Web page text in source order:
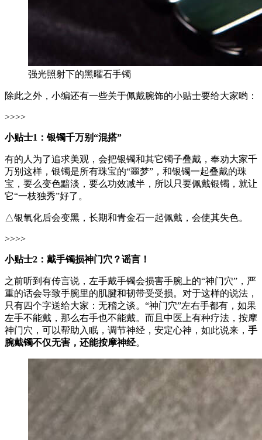
强光照射下的黑曜石手镯
除此之外，小编还有一些关于佩戴腕饰的小贴士要给大家哟：
>>>>
小贴士1：银镯千万别“混搭”
有的人为了追求美观，会把银镯和其它镯子叠戴，奉劝大家千
万别这样，银镯是所有珠宝的“噩梦”，和银镯一起叠戴的珠
宝，要么变色黯淡，要么功效减半，所以只要佩戴银镯，就让
它“一枝独秀”好了。
△银氧化后会变黑，长期和青金石一起佩戴，会使其失色。
>>>>
小贴士2：戴手镯损神门穴？谣言！
之前听到有传言说，左手戴手镯会损害手腕上的“神门穴”，严
重的话会导致手腕里的肌腱和韧带受受损。对于这样的说法，
只有四个字送给大家：无稽之谈。“神门穴”左右手都有，如果
左手不能戴，那么右手也不能戴。而且中医上有种疗法，按摩
神门穴，可以帮助入眠，调节神经，安定心神，如此说来， 手
腕戴镯不仅无害，还能按摩神经。